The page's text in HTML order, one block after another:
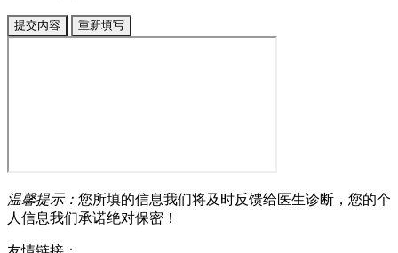
温馨提示： 您所填的信息我们将及时反馈给医生诊断，您的个
人信息我们承诺绝对保密！